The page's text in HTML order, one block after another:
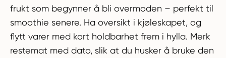
frukt som begynner å bli overmoden – perfekt til
smoothie senere. Ha oversikt i kjøleskapet, og
flytt varer med kort holdbarhet frem i hylla. Merk
restemat med dato, slik at du husker å bruke den